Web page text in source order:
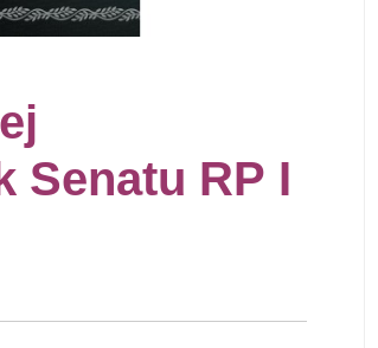
Senatu RP I